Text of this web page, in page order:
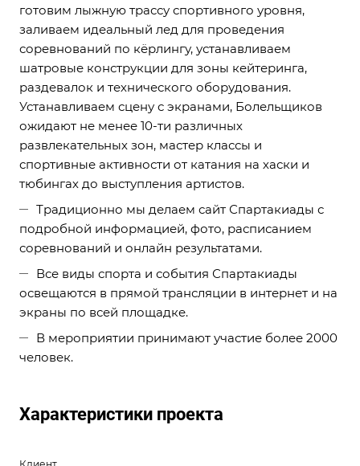
готовим лыжную трассу спортивного уровня,
заливаем идеальный лед для проведения
соревнований по кёрлингу, устанавливаем
шатровые конструкции для зоны кейтеринга,
раздевалок и технического оборудования.
Устанавливаем сцену с экранами, Болельщиков
ожидают не менее 10-ти различных
развлекательных зон, мастер классы и
спортивные активности от катания на хаски и
тюбингах до выступления артистов.
Традиционно мы делаем сайт Спартакиады с
подробной информацией, фото, расписанием
соревнований и онлайн результатами.
Все виды спорта и события Спартакиады
освещаются в прямой трансляции в интернет и на
экраны по всей площадке.
В мероприятии принимают участие более 2000
человек.
Характеристики проекта